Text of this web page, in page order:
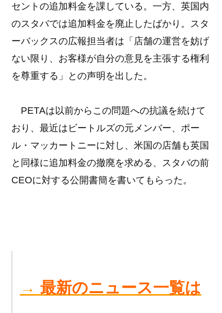
セントの追加料金を課している。一方、英国内
のスタバでは追加料金を廃止したばかり。スタ
ーバックスの広報担当者は「店舗の運営を妨げ
ない限り、お客様が自分の意見を主張する権利
を尊重する」との声明を出した。
PETAは以前からこの問題への抗議を続けて
おり、最近はビートルズの元メンバー、ポー
ル・マッカートニーに対し、米国の店舗も英国
と同様に追加料金の撤廃を求める、スタバの前
CEOに対する公開書簡を書いてもらった。
→最新のニュース一覧は